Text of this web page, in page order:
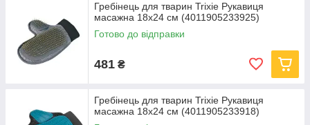
Гребінець для тварин Trixie Рукавиця
масажна 18x24 см (4011905233925)
Готово до відправки
481 ₴
Гребінець для тварин Trixie Рукавиця
масажна 18х24 см (4011905233918)